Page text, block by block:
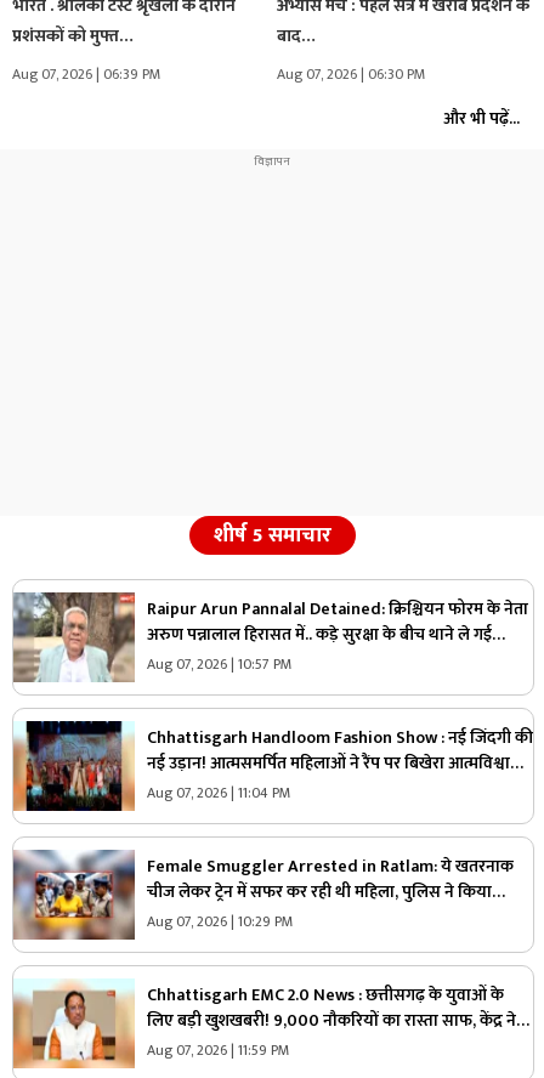
भारत . श्रीलंका टेस्ट श्रृंखला के दौरान
प्रशंसकों को मुफ्त…
Aug 07, 2026 | 06:39 PM
अभ्यास मैच : पहले सत्र में खराब प्रदर्शन के
बाद…
Aug 07, 2026 | 06:30 PM
और भी पढ़ें...
शीर्ष 5 समाचार
Raipur Arun Pannalal Detained: क्रिश्चियन फोरम के नेता
अरुण पन्नालाल हिरासत में.. कड़े सुरक्षा के बीच थाने ले गई
पुलिस, जानें क्या है आरोप
Aug 07, 2026 | 10:57 PM
Chhattisgarh Handloom Fashion Show : नई जिंदगी की
नई उड़ान! आत्मसमर्पित महिलाओं ने रैंप पर बिखेरा आत्मविश्वास,
तस्वीरें जीत लेंगी आपका दिल
Aug 07, 2026 | 11:04 PM
Female Smuggler Arrested in Ratlam: ये खतरनाक
चीज लेकर ट्रेन में सफर कर रही थी महिला, पुलिस ने किया
गिरफ्तार, जांच में सामने आई चौंकाने वाली सच्चाई
Aug 07, 2026 | 10:29 PM
Chhattisgarh EMC 2.0 News : छत्तीसगढ़ के युवाओं के
लिए बड़ी खुशखबरी! 9,000 नौकरियों का रास्ता साफ, केंद्र ने
दी मेगा प्रोजेक्ट को मंजूरी
Aug 07, 2026 | 11:59 PM